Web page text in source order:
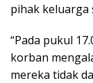
pihak keluarga
“Pada pukul
korban
mereka tidak